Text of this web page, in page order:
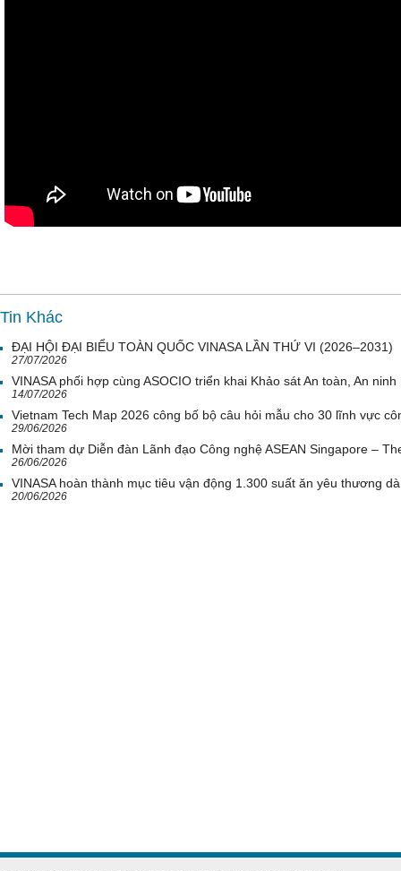
Tin Khác
ĐẠI HỘI ĐẠI BIỂU TOÀN QUỐC VINASA LẦN THỨ VI (2026–2031)
27/07/2026
VINASA phối hợp cùng ASOCIO triển khai Khảo sát An toàn, An
14/07/2026
Vietnam Tech Map 2026 công bố bộ câu hỏi mẫu cho 30 lĩnh vực
29/06/2026
Mời tham dự Diễn đàn Lãnh đạo Công nghệ ASEAN Singapore –
26/06/2026
VINASA hoàn thành mục tiêu vận động 1.300 suất ăn yêu thương
20/06/2026